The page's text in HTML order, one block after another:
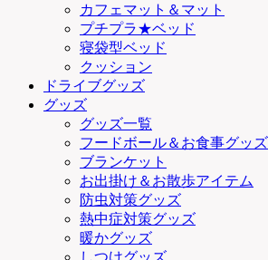
カフェマット＆マット
プチプラ★ベッド
寝袋型ベッド
クッション
ドライブグッズ
グッズ
グッズ一覧
フードボール＆お食事グッズ
ブランケット
お出掛け＆お散歩アイテム
防虫対策グッズ
熱中症対策グッズ
暖かグッズ